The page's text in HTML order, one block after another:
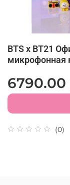
BTS x BT21
микрофонная
(0)
6790.00